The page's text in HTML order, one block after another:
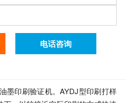
电话咨询
墨印刷验证机。AYDJ型印刷打样